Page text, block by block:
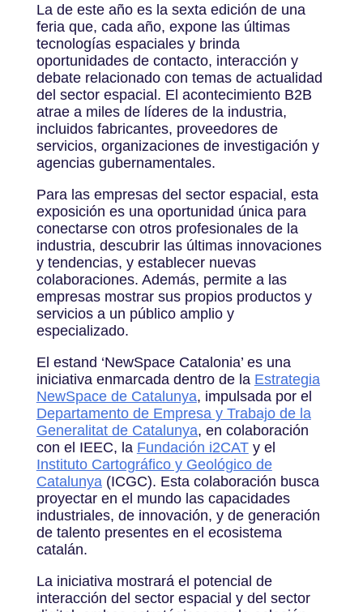
La de este año es la sexta edición de una
feria que, cada año, expone las últimas
tecnologías espaciales y brinda
oportunidades de contacto, interacción y
debate relacionado con temas de actualidad
del sector espacial. El acontecimiento B2B
atrae a miles de líderes de la industria,
incluidos fabricantes, proveedores de
servicios, organizaciones de investigación y
agencias gubernamentales.
Para las empresas del sector espacial, esta
exposición es una oportunidad única para
conectarse con otros profesionales de la
industria, descubrir las últimas innovaciones
y tendencias, y establecer nuevas
colaboraciones. Además, permite a las
empresas mostrar sus propios productos y
servicios a un público amplio y
especializado.
El estand ‘NewSpace Catalonia’ es una
iniciativa enmarcada dentro de la Estrategia
NewSpace de Catalunya, impulsada por el
Departamento de Empresa y Trabajo de la
Generalitat de Catalunya, en colaboración
con el IEEC, la Fundación i2CATy el
Instituto Cartográfico y Geológico de
Catalunya (ICGC). Esta colaboración busca
proyectar en el mundo las capacidades
industriales, de innovación, y de generación
de talento presentes en el ecosistema
catalán.
La iniciativa mostrará el potencial de
interacción del sector espacial y del sector